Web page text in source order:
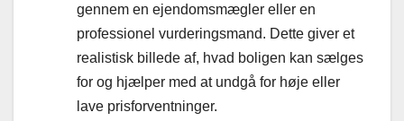
gennem en ejendomsmægler eller en
professionel vurderingsmand. Dette giver et
realistisk billede af, hvad boligen kan sælges
for og hjælper med at undgå for høje eller
lave prisforventninger.